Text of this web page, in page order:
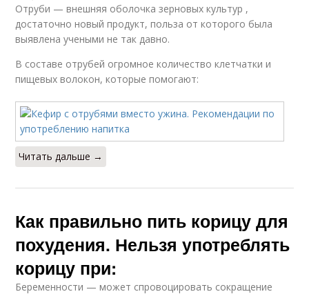
Отруби — внешняя оболочка зерновых культур ,
достаточно новый продукт, польза от которого была
выявлена учеными не так давно.
В составе отрубей огромное количество клетчатки и
пищевых волокон, которые помогают:
Читать дальше →
Как правильно пить корицу для
похудения. Нельзя употреблять
корицу при:
Беременности — может спровоцировать сокращение